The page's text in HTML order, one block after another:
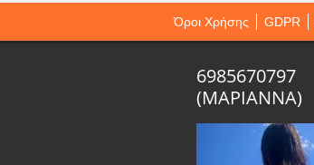
Όροι Χρήσης GDPR
6985670797
(ΜΑΡΙΑΝΝΑ)